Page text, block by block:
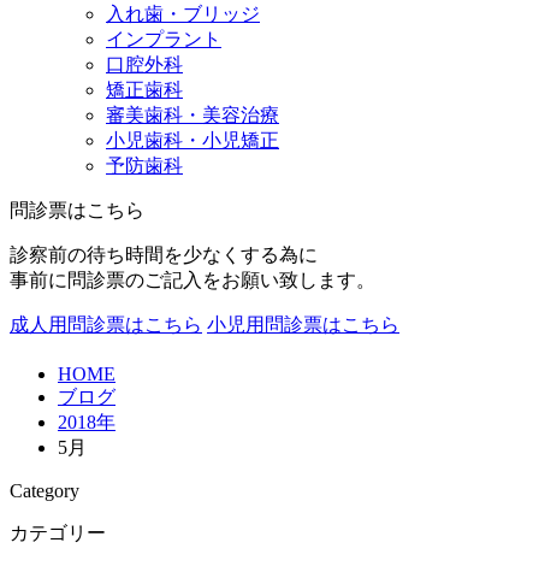
入れ歯・ブリッジ
インプラント
口腔外科
矯正歯科
審美歯科・美容治療
小児歯科・小児矯正
予防歯科
問診票はこちら
診察前の待ち時間を少なくする為に
事前に問診票のご記入をお願い致します。
成人用問診票はこちら 小児用問診票はこちら
HOME
ブログ
2018年
5月
Category
カテゴリー